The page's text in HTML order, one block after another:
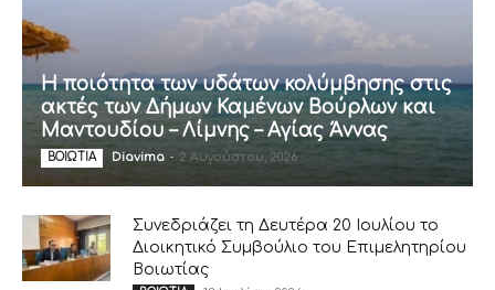
Η ποιότητα των υδάτων κολύμβησης στις
ακτές των Δήμων Καμένων Βούρλων και
Μαντουδίου – Λίμνης – Αγίας Άννας
ΒΟΙΩΤΙΑ Diavima - 2 Αυγούστου, 2026
Συνεδριάζει τη Δευτέρα 20 Ιουλίου το
Διοικητικό Συμβούλιο του Επιμελητηρίου
Βοιωτίας